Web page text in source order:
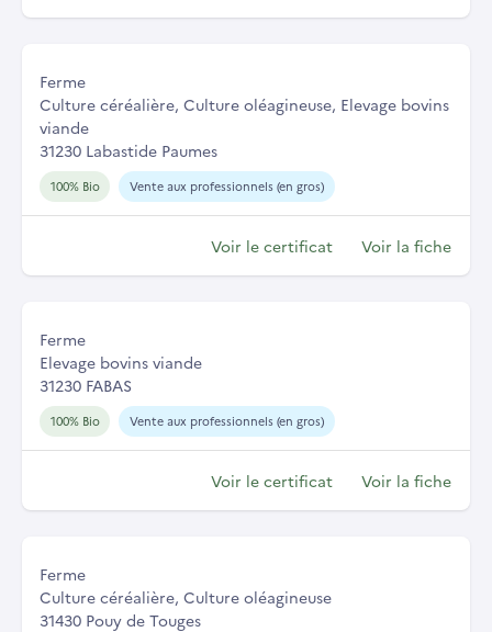
Ferme
Culture céréalière, Culture oléagineuse, Elevage bovins
viande
31230 Labastide Paumes
100% Bio Vente aux professionnels (en gros)
Voir le certificat Voir la fiche
Ferme
Elevage bovins viande
31230 FABAS
100% Bio Vente aux professionnels (en gros)
Voir le certificat Voir la fiche
Ferme
Culture céréalière, Culture oléagineuse
31430 Pouy de Touges